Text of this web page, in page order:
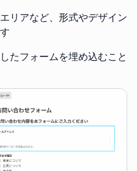
リアなど、形式やデザイン
たフォームを埋め込むこと